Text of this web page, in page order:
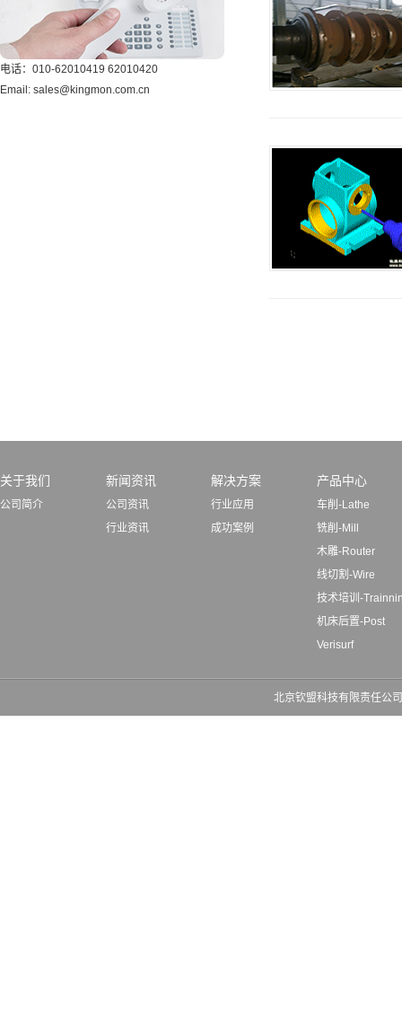
电话：010-62010419 62010420
Email: sales@kingmon.com.cn
关于我们
公司简介
新闻资讯
公司资讯
行业资讯
解决方案
行业应用
成功案例
产品中心
车削-Lathe
铣削-Mill
木雕-Router
线切割-Wire
技术培训-
机床后置-Post
Verisurf
北京钦盟科技有限责任公